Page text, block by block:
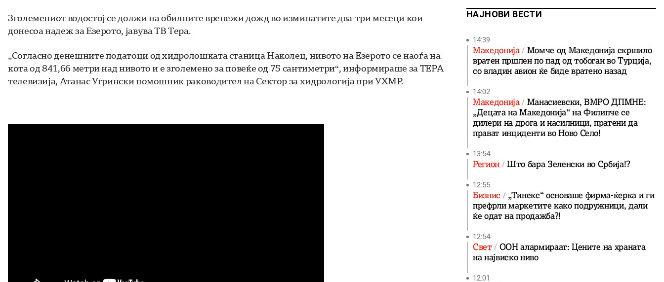
Зголемениот водостој се должи на обилните вренежи дожд во изминатите два-три месеци кои
донесоа надеж за Езерото, јавува ТВ Тера.
„Согласно денешните податоци од хидролошката станица Наколец, нивото на Езерото се наоѓа на
кота од 841,66 метри над нивото и е зголемено за повеќе од 75 сантиметри“, информираше за ТЕРА
телевизија, Атанас Угрински помошник раководител на Сектор за хидрологија при УХМР.
НАЈНОВИ ВЕСТИ
14:39
Македонија Момче од Македонија скршило
вратен пршлен по пад од тобоган во Турција,
со владин авион ќе биде вратенo назад
14:02
Македонија Манасиевски, ВМРО ДПМНЕ:
„Децата на Македонија“ на Филипче се
дилери на дрога и насилници, пратени да
прават инциденти во Ново Село!
13:54
Регион Што бара Зеленски во Србија!?
12:55
Бизнис
„Тинекс“ основаше фирма-ќерка и ги
префрли маркетите како подружници, дали
ќе одат на продажба?!
12:54
Свет ООН алармираат: Цените на храната
на највиско ниво
12:01